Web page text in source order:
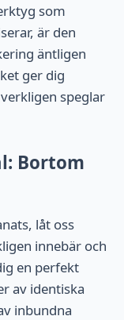
som
är den
äntligen
ger dig
speglar
Bortom
låt oss
innebär och
en perfekt
av identiska
inbundna